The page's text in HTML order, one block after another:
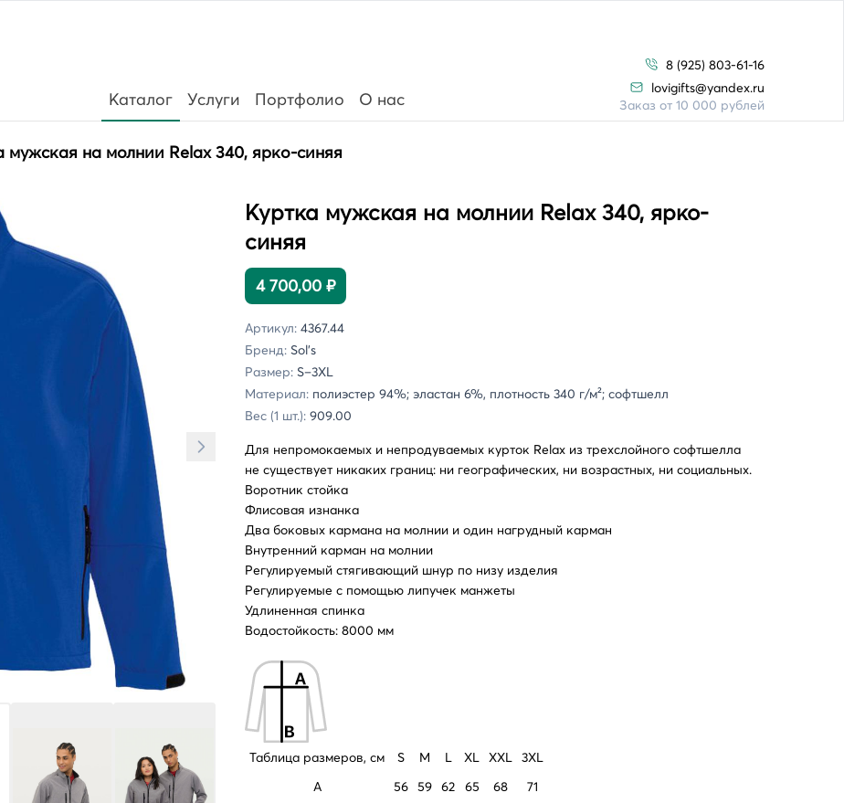
Каталог Услуги Портфолио О нас
8 (925) 803-61-16
lovigifts@yandex.ru
Заказ от 10 000 рублей
мужская на молнии Relax 340, ярко-синяя
Куртка мужская на молнии Relax 340, ярко-
синяя
4 700,00 ₽
Артикул: 4367.44
Бренд: Sol's
Размер: S–3XL
Материал: полиэстер 94%; эластан 6%, плотность 340 г/м²; софтшелл
Вес (1 шт.): 909.00
Для непромокаемых и непродуваемых курток Relax из трехслойного софтшелла
не существует никаких границ: ни географических, ни возрастных, ни социальных.
Воротник стойка
Флисовая изнанка
Два боковых кармана на молнии и один нагрудный карман
Внутренний карман на молнии
Регулируемый стягивающий шнур по низу изделия
Регулируемые с помощью липучек манжеты
Удлиненная спинка
Водостойкость: 8000 мм
Таблица размеров, см S M L XL XXL 3XL
A
56 59 62 65 68
71